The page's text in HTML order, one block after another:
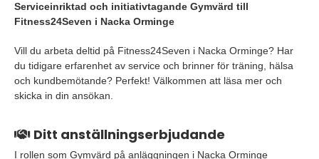
Serviceinriktad och initiativtagande Gymvärd till
Fitness24Seven i Nacka Orminge
Vill du arbeta deltid på Fitness24Seven i Nacka Orminge? Har
du tidigare erfarenhet av service och brinner för träning, hälsa
och kundbemötande? Perfekt! Välkommen att läsa mer och
skicka in din ansökan.
Ditt anställningserbjudande
I rollen som Gymvärd på anläggningen i Nacka Orminge